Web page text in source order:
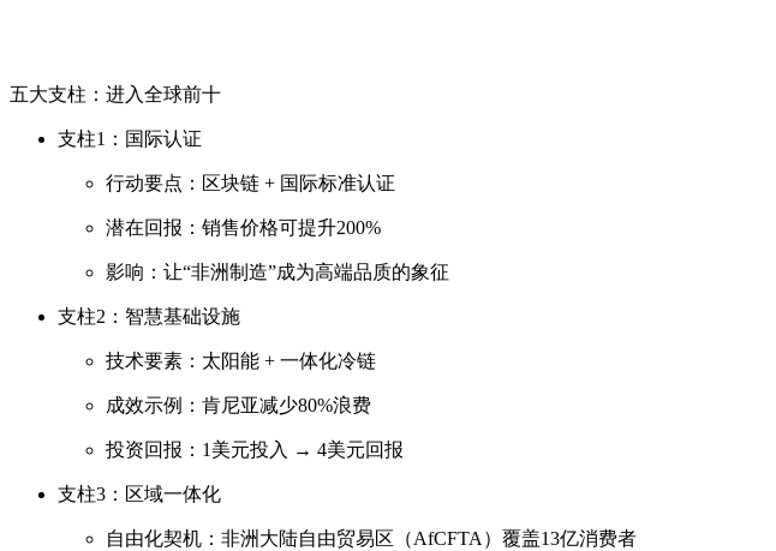
五大支柱：进入全球前十
支柱1：国际认证
行动要点：区块链 + 国际标准认证
潜在回报：销售价格可提升200%
影响：让“非洲制造”成为高端品质的象征
支柱2：智慧基础设施
技术要素：太阳能 + 一体化冷链
成效示例：肯尼亚减少80%浪费
投资回报：1美元投入 → 4美元回报
支柱3：区域一体化
自由化契机：非洲大陆自由贸易区（AfCFTA）覆盖13亿消费者